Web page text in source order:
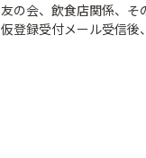
友の会、飲食店関係、そ
仮登録受付メール受信後